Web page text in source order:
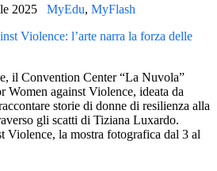
2025 MyEdu, MyFlash
il Convention Center “La Nuvola”
Women against Violence, ideata da
storie di donne di resilienza alla
gli scatti di Tiziana Luxardo.
Violence, la mostra fotografica dal 3 al